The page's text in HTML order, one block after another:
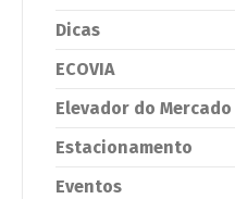
Dicas
ECOVIA
Elevador do
Estacionamento
Eventos